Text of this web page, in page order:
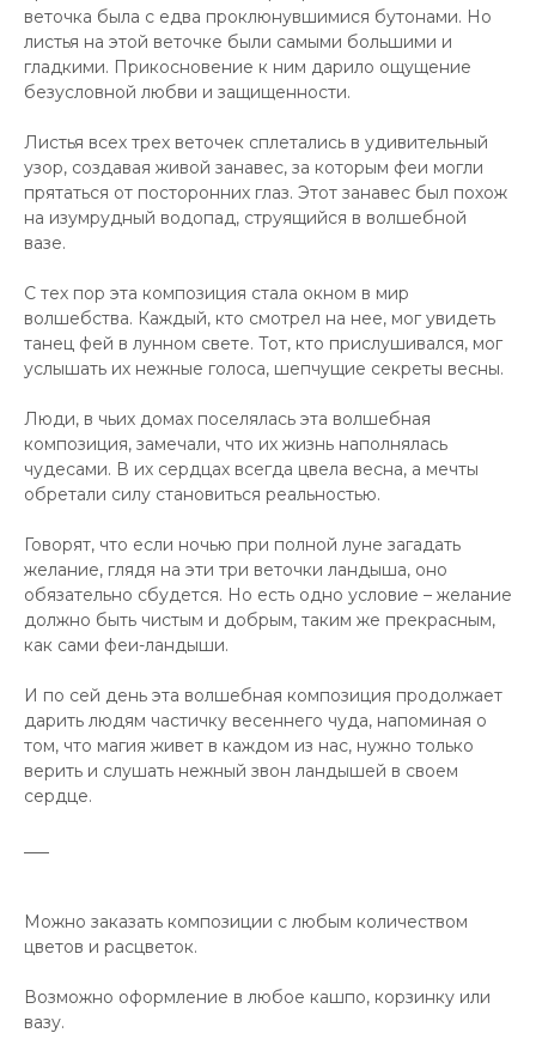
веточка была с едва проклюнувшимися бутонами. Но
листья на этой веточке были самыми большими и
гладкими. Прикосновение к ним дарило ощущение
безусловной любви и защищенности.
Листья всех трех веточек сплетались в удивительный
узор, создавая живой занавес, за которым феи могли
прятаться от посторонних глаз. Этот занавес был похож
на изумрудный водопад, струящийся в волшебной
вазе.
С тех пор эта композиция стала окном в мир
волшебства. Каждый, кто смотрел на нее, мог увидеть
танец фей в лунном свете. Тот, кто прислушивался, мог
услышать их нежные голоса, шепчущие секреты весны.
Люди, в чьих домах поселялась эта волшебная
композиция, замечали, что их жизнь наполнялась
чудесами. В их сердцах всегда цвела весна, а мечты
обретали силу становиться реальностью.
Говорят, что если ночью при полной луне загадать
желание, глядя на эти три веточки ландыша, оно
обязательно сбудется. Но есть одно условие – желание
должно быть чистым и добрым, таким же прекрасным,
как сами феи-ландыши.
И по сей день эта волшебная композиция продолжает
дарить людям частичку весеннего чуда, напоминая о
том, что магия живет в каждом из нас, нужно только
верить и слушать нежный звон ландышей в своем
сердце.
Можно заказать композиции с любым количеством
цветов и расцветок.
Возможно оформление в любое кашпо, корзинку или
вазу.